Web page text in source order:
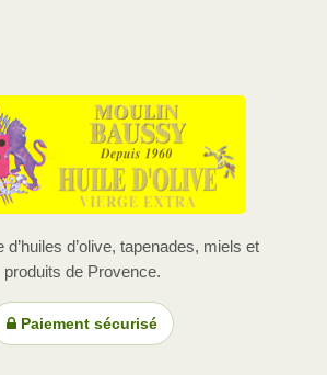
d’huiles d’olive, tapenades, miels et
produits de Provence.
Paiement sécurisé